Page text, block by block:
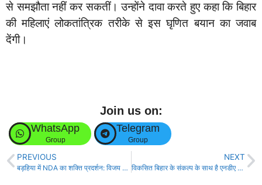
से समझौता नहीं कर सकतीं। उन्होंने दावा करते हुए कहा कि बिहार
की महिलाएं लोकतांत्रिक तरीके से इस घृणित बयान का जवाब
देंगी।
Join us on:
WhatsApp
Group
Telegram
Group
PREVIOUS
बड़हिया में NDA का शक्ति प्रदर्शन: विजय कुमार सिन्हा के समर्थन में उमड़ा जनसैलाब!
NEXT
विकसित बिहार के संकल्प के साथ है एनडीए का “संकल्प पत्र” 2025 : डॉ. दिलीप जायसवाल!